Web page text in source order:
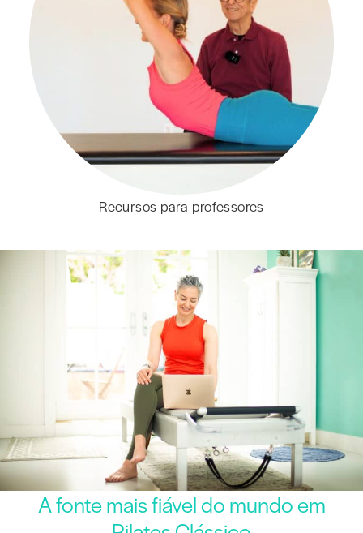
Recursos para professores
A fonte mais fiável do mundo em